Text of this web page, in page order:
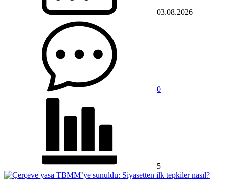
03.08.2026
0
5